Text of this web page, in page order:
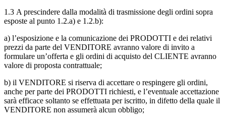
1.3 A prescindere dalla modalità di trasmissione degli ordini sopra
esposte al punto 1.2.a) e 1.2.b):
a) l’esposizione e la comunicazione dei PRODOTTI e dei relativi
prezzi da parte del VENDITORE avranno valore di invito a
formulare un’offerta e gli ordini di acquisto del CLIENTE avranno
valore di proposta contrattuale;
b) il VENDITORE si riserva di accettare o respingere gli ordini,
anche per parte dei PRODOTTI richiesti, e l’eventuale accettazione
sarà efficace soltanto se effettuata per iscritto, in difetto della quale il
VENDITORE non assumerà alcun obbligo;